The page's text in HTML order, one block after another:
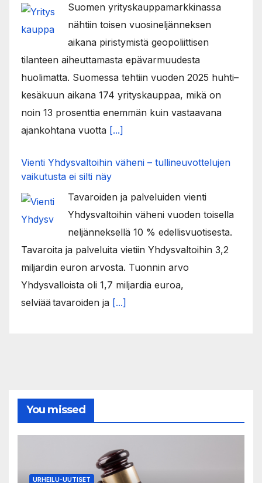
Suomen yrityskauppamarkkinassa
nähtiin toisen vuosineljänneksen
aikana piristymistä geopoliittisen
tilanteen aiheuttamasta epävarmuudesta
huolimatta. Suomessa tehtiin vuoden 2025 huhti–
kesäkuun aikana 174 yrityskauppaa, mikä on
noin 13 prosenttia enemmän kuin vastaavana
ajankohtana vuotta [...]
Vienti Yhdysvaltoihin väheni – tullineuvottelujen
vaikutusta ei silti näy
Tavaroiden ja palveluiden vienti
Yhdysvaltoihin väheni vuoden toisella
neljänneksellä 10 % edellisvuotisesta.
Tavaroita ja palveluita vietiin Yhdysvaltoihin 3,2
miljardin euron arvosta. Tuonnin arvo
Yhdysvalloista oli 1,7 miljardia euroa,
selviää tavaroiden ja [...]
You missed
URHEILU-UUTISET